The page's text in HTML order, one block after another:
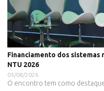
Financiamento dos
NTU 2026
05/08/2026
O encontro tem como